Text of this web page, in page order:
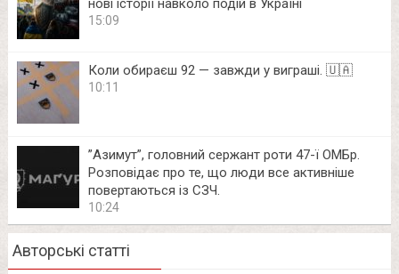
нові історії навколо подій в Україні
15:09
Коли обираєш 92 — завжди у виграші. 🇺🇦
10:11
⁨”Азимут”, головний сержант роти 47-ї ОМБр.
Розповідає про те, що люди все активніше
повертаються із СЗЧ.
10:24
Авторські статті